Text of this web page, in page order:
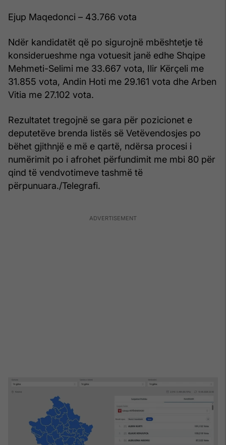
Ejup Maqedonci – 43.766 vota
Ndër kandidatët që po sigurojnë mbështetje të
konsiderueshme nga votuesit janë edhe Shqipe
Mehmeti-Selimi me 33.667 vota, Ilir Kërçeli me
31.855 vota, Andin Hoti me 29.161 vota dhe Arben
Vitia me 27.102 vota.
Rezultatet tregojnë se gara për pozicionet e
deputetëve brenda listës së Vetëvendosjes po
bëhet gjithnjë e më e qartë, ndërsa procesi i
numërimit po i afrohet përfundimit me mbi 80 për
qind të vendvotimeve tashmë të
përpunuara./Telegrafi.